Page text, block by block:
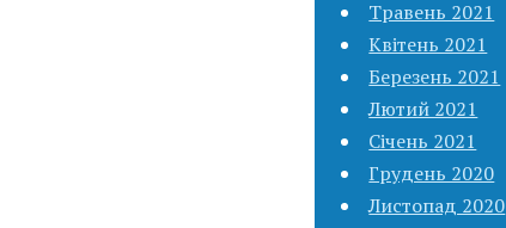
Травень 2021
Квітень 2021
Березень 2021
Лютий 2021
Січень 2021
Грудень 2020
Листопад 2020